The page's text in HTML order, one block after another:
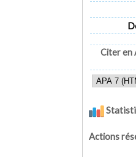
Citer en
Actions